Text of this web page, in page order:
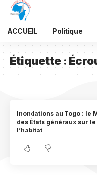
ACCUEIL Politique
Étiquette :
Inondations au Togo : le
des États généraux sur
l’habitat